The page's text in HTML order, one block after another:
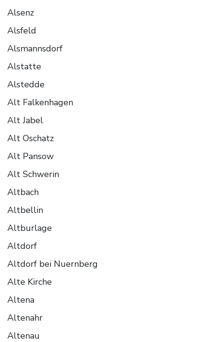
Alsenz
Alsfeld
Alsmannsdorf
Alstatte
Alstedde
Alt Falkenhagen
Alt Jabel
Alt Oschatz
Alt Pansow
Alt Schwerin
Altbach
Altbellin
Altburlage
Altdorf
Altdorf bei Nuernberg
Alte Kirche
Altena
Altenahr
Altenau